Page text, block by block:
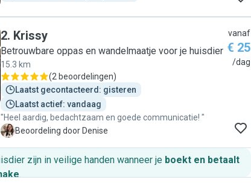
2. Krissy
Betrouwbare oppas en wandelmaatje voor je huisdier
15.3 km
(2 beoordelingen)
Laatst gecontacteerd: gisteren
Laatst actief: vandaag
"Heel aardig, bedachtzaam en goede communicatie! "
D Beoordeling door Denise
vanaf
€ 25
/dag
zijn in veilige handen wanneer je boekt en betaalt
.